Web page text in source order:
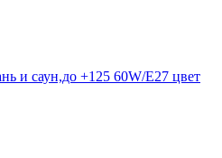
и саун,до +125 60W/E27 цвет